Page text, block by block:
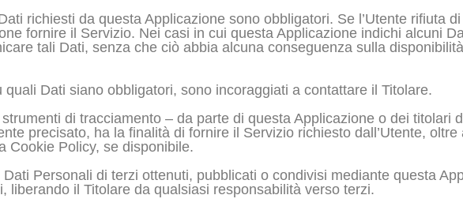
richiesti da questa Applicazione sono obbligatori. Se l’Utente rifiuta
fornire il Servizio. Nei casi in cui questa Applicazione indichi alcuni
tali Dati, senza che ciò abbia alcuna conseguenza sulla
Dati siano obbligatori, sono incoraggiati a contattare il Titolare.
di tracciamento – da parte di questa Applicazione o dei titolari
precisato, ha la finalità di fornire il Servizio richiesto dall’Utente,
Cookie Policy, se disponibile.
Personali di terzi ottenuti, pubblicati o condivisi mediante questa
liberando il Titolare da qualsiasi responsabilità verso terzi.